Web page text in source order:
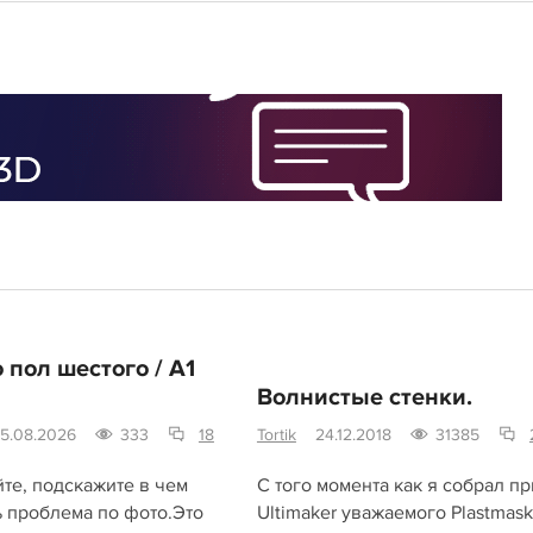
пол шестого / A1
333 18
подскажите в чем
проблема по фото.Это
Волнистые стенки.
Tortik 24.12.2018 31385
С того момента как я собрал
Ultimaker уважаемого